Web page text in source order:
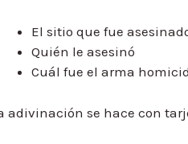
El sitio que fue
Quién le asesinó
Cuál fue el arma
adivinación se hace con